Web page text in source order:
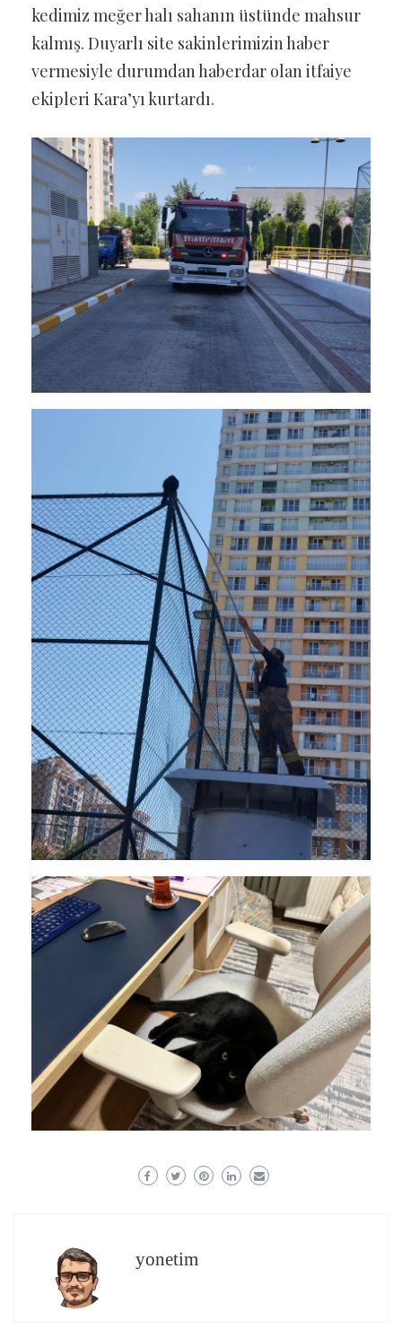
kedimiz meğer halı sahanın üstünde mahsur
kalmış. Duyarlı site sakinlerimizin haber
vermesiyle durumdan haberdar olan itfaiye
ekipleri Kara’yı kurtardı.
yonetim